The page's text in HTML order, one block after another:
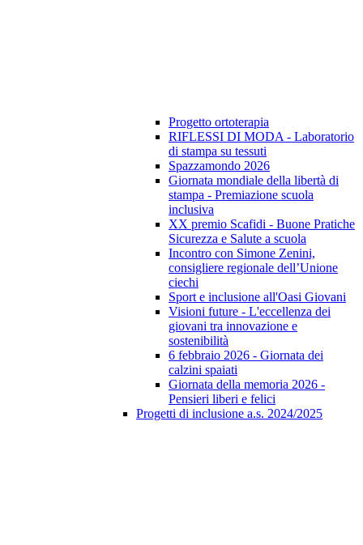
Progetto ortoterapia
RIFLESSI DI MODA - Laboratorio
di stampa su tessuti
Spazzamondo 2026
Giornata mondiale della libertà di
stampa - Premiazione scuola
inclusiva
XX premio Scafidi - Buone Pratiche
Sicurezza e Salute a scuola
Incontro con Simone Zenini,
consigliere regionale dell’Unione
ciechi
Sport e inclusione all'Oasi Giovani
Visioni future - L'eccellenza dei
giovani tra innovazione e
sostenibilità
6 febbraio 2026 - Giornata dei
calzini spaiati
Giornata della memoria 2026 -
Pensieri liberi e felici
Progetti di inclusione a.s. 2024/2025